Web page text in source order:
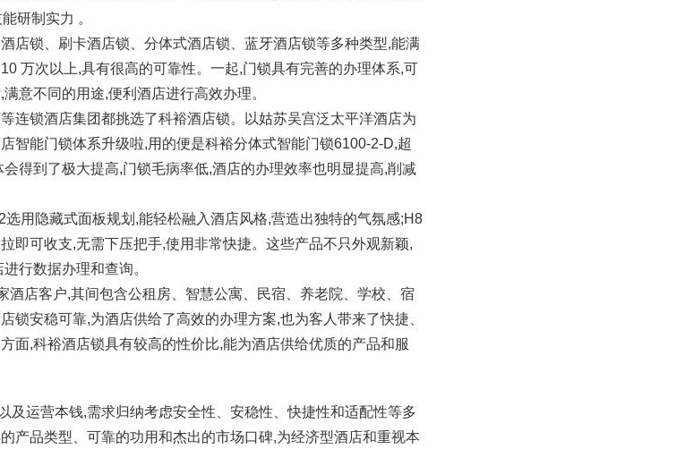
研制实力 。
店锁、刷卡酒店锁、分体式酒店锁、蓝牙酒店锁等多种类型,能满
万次以上,具有很高的可靠性。一起,门锁具有完善的办理体系,可
意不同的用途,便利酒店进行高效办理。
连锁酒店集团都挑选了科裕酒店锁。以姑苏吴宫泛太平洋酒店为
能门锁体系升级啦,用的便是科裕分体式智能门锁6100-2-D,超
得到了极大提高,门锁毛病率低,酒店的办理效率也明显提高,削减
用隐藏式面板规划,能轻松融入酒店风格,营造出独特的气氛感;H8
即可收支,无需下压把手,使用非常快捷。这些产品不只外观新颖,
行数据办理和查询。
酒店客户,其间包含公租房、智慧公寓、民宿、养老院、学校、宿
锁安稳可靠,为酒店供给了高效的办理方案,也为客人带来了快捷、
面,科裕酒店锁具有较高的性价比,能为酒店供给优质的产品和服
及运营本钱,需求归纳考虑安全性、安稳性、快捷性和适配性等多
产品类型、可靠的功用和杰出的市场口碑,为经济型酒店和重视本